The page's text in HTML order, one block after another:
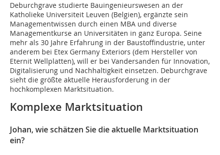
Deburchgrave studierte Bauingenieurswesen an der
Katholieke Universiteit Leuven (Belgien), ergänzte sein
Managementwissen durch einen MBA und diverse
Managementkurse an Universitäten in ganz Europa. Seine
mehr als 30 Jahre Erfahrung in der Baustoffindustrie, unter
anderem bei Etex Germany Exteriors (dem Hersteller von
Eternit Wellplatten), will er bei Vandersanden für Innovation,
Digitalisierung und Nachhaltigkeit einsetzen. Deburchgrave
sieht die größte aktuelle Herausforderung in der
hochkomplexen Marktsituation.
Komplexe Marktsituation
Johan, wie schätzen Sie die aktuelle Marktsituation
ein?